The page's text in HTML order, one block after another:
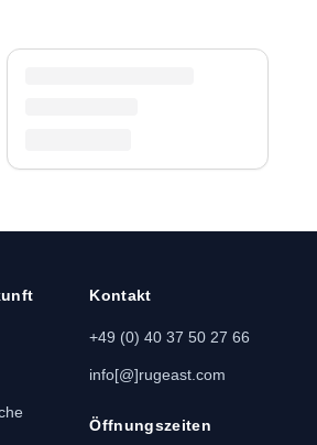
Entdecken Sie
Kontakt
+49 (0) 40 37 50 27 66
info[@]rugeast.com
Öffnungszeiten